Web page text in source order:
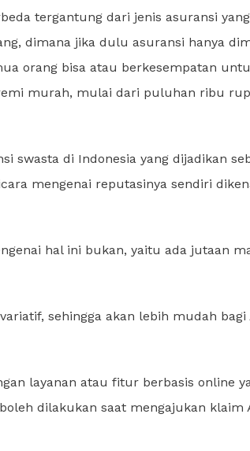
tergantung dari jenis asuransi
dimana jika dulu asuransi hanya
orang bisa atau berkesempatan
murah, mulai dari puluhan ribu
swasta di Indonesia yang dijadikan
mengenai reputasinya sendiri
hal ini bukan, yaitu ada jutaan
sehingga akan lebih mudah
layanan atau fitur berbasis online
dilakukan saat mengajukan klaim